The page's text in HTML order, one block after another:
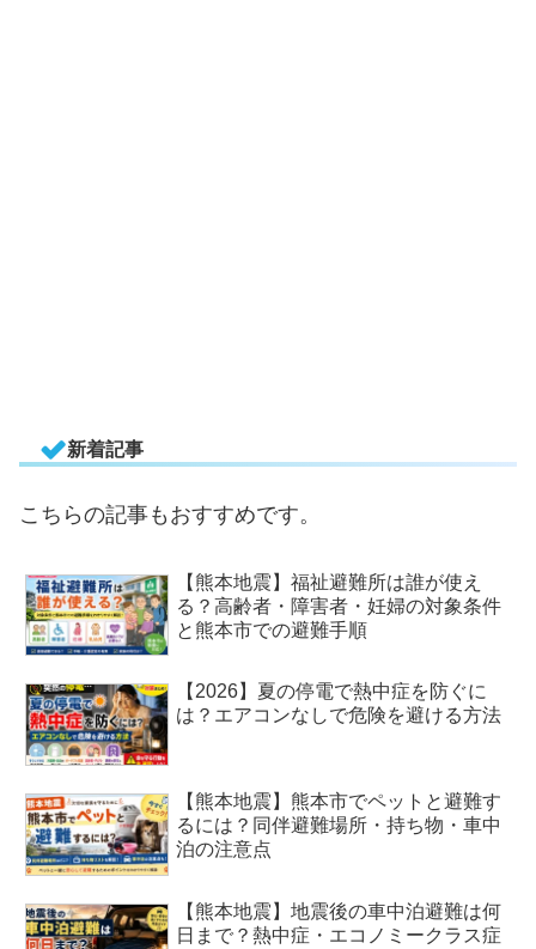
新着記事
こちらの記事もおすすめです。
【熊本地震】福祉避難所は誰が使え
る？高齢者・障害者・妊婦の対象条件
と熊本市での避難手順
【2026】夏の停電で熱中症を防ぐに
は？エアコンなしで危険を避ける方法
【熊本地震】熊本市でペットと避難す
るには？同伴避難場所・持ち物・車中
泊の注意点
【熊本地震】地震後の車中泊避難は何
日まで？熱中症・エコノミークラス症